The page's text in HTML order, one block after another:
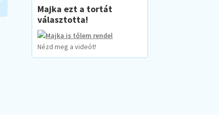
Majka ezt a tortát
választotta!
Nézd meg a videót!